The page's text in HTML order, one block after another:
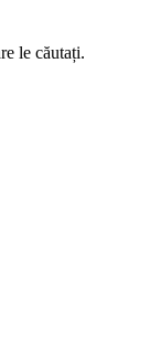
le căutați.